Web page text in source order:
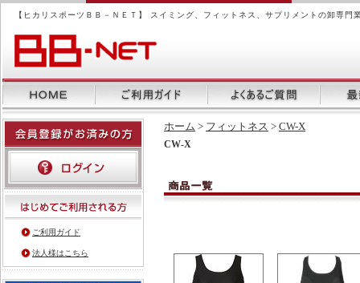
【ヒカリスポーツＢＢ－ＮＥＴ】 スイミング、フィットネス、サプリメントの卸専門
ご利用ガイド
法人様はこちら
ホーム > フィットネス > CW-X
CW-X